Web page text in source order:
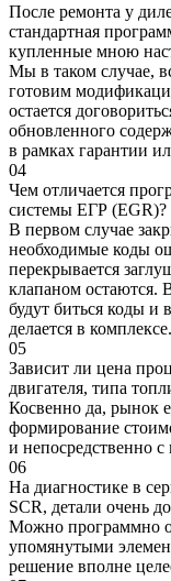
После ремонта у
стандартная
купленные мною
Мы в таком случае,
готовим
остается
обновленного
в рамках гарантии
04
Чем отличается
системы ЕГР (EGR)?
В первом случае
необходимые коды
перекрывается
клапаном остаются.
будут биться коды
делается в комплексе.
05
Зависит ли цена
двигателя, типа
Косвенно да, рынок
формирование
и непосредственно
06
На диагностике в
SCR, детали очень
Можно программно
упомянутыми
решение вполне